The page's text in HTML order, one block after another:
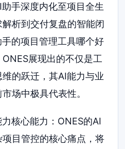
手深度内化至项目全生
析到交付复盘的智能闭
的项目管理工具哪个好
展现出的不仅是工
的跃迁，其AI能力与业
场中极具代表性。
核心能力：ONES的AI
目管控的核心痛点，将